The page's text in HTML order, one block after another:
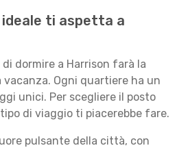
ti aspetta a
dormire a Harrison farà la
Ogni quartiere ha un
unici. Per scegliere il posto
di viaggio ti piacerebbe fare.
pulsante della città, con